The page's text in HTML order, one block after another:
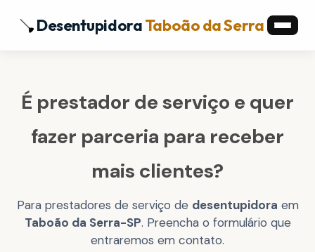
DesentupidoraTaboão da Serra
É prestador de serviço e quer
fazer parceria para receber
mais clientes?
Para prestadores de serviço de desentupidora em
Taboão da Serra-SP. Preencha o formulário que
entraremos em contato.